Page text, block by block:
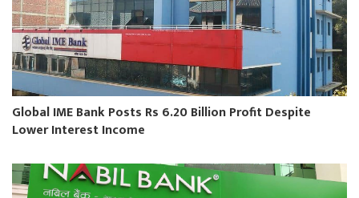
Global IME Bank Posts Rs 6.20 Billion Profit Despite
Lower Interest Income